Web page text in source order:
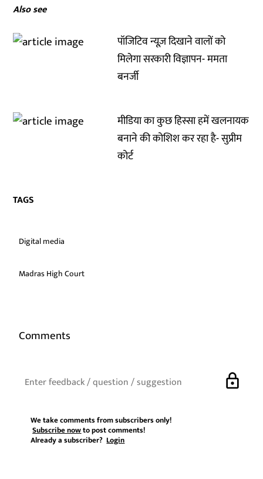
Also see
पॉजिटिव न्यूज़ दिखाने वालों को
मिलेगा सरकारी विज्ञापन- ममता
बनर्जी
मीडिया का कुछ हिस्सा हमें खलनायक
बनाने की कोशिश कर रहा है- सुप्रीम
कोर्ट
TAGS
Digital media
Madras High Court
Comments
lock
We take comments from subscribers only!
Subscribe nowto post comments!
Already a subscriber?Login